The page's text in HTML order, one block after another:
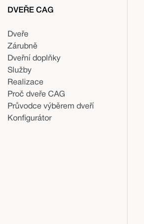
DVEŘE CAG
Dveře
Zárubně
Dveřní doplňky
Služby
Realizace
Proč dveře CAG
Průvodce výběrem dveří
Konfigurátor